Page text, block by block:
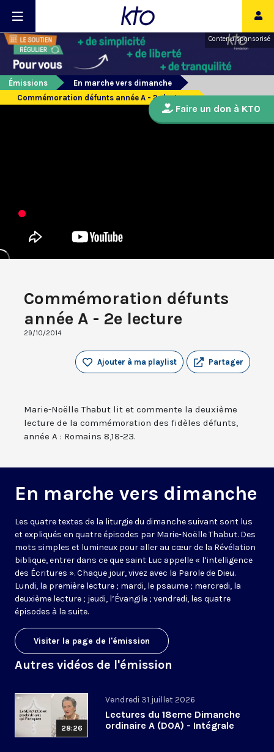
Contenu sponsorisé
Émissions
En marche vers dimanche
Commémoration défunts année A - 2e lecture
Commémoration défunts
année A - 2e lecture
29/10/2014
Partager
Ajouter à ma playlist
Marie-Noëlle Thabut lit et commente la deuxième
lecture de la commémoration des fidèles défunts,
année A : Romains 8,18-23.
En marche vers dimanche
Les quatre textes de la liturgie du dimanche suivant sont lus
et expliqués en quatre épisodes par Marie-Noëlle Thabut. Des
mots simples et lumineux pour aller au cœur de la Révélation
biblique, entrer dans ce que saint Luc appelle « l’intelligence
des Écritures ». Chaque jour, vivez avec la Parole de Dieu.
Lundi, la première lecture ; mardi, le psaume ; mercredi, la
deuxième lecture ; jeudi, l’Évangile ; vendredi, les quatre
épisodes à la suite.
Visiter la page de l'émission
Autres vidéos de l'émission
28:26
Vendredi 31 juillet 2026
Lectures du 18eme Dimanche
ordinaire A (DOA) - Intégrale
Faire un don à KTO